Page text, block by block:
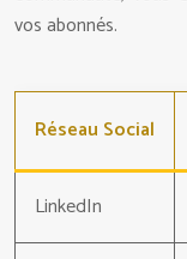
vos abonnés.
Réseau Social
LinkedIn